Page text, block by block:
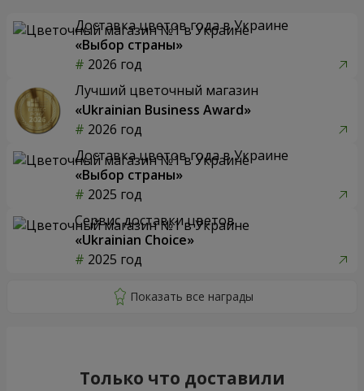
Доставка цветов года в Украине
«Выбор страны»
2026 год
Лучший цветочный магазин
«Ukrainian Business Award»
2026 год
Доставка цветов года в Украине
«Выбор страны»
2025 год
Сервис доставки цветов
«Ukrainian Choice»
2025 год
Только что доставили